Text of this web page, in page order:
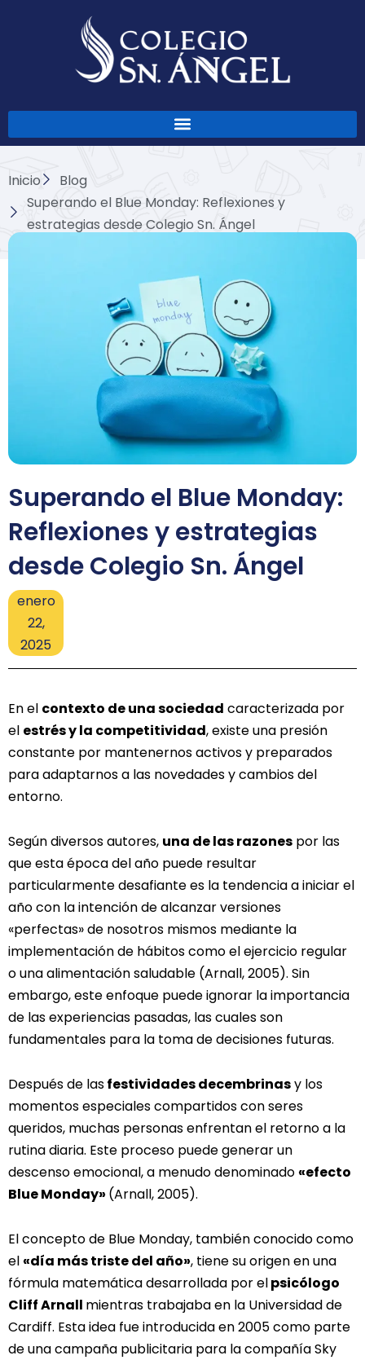
Inicio
Blog
Superando el Blue Monday: Reflexiones y
estrategias desde Colegio Sn. Ángel
Superando el Blue Monday:
Reflexiones y estrategias
desde Colegio Sn. Ángel
enero
22,
2025
En el contexto de una sociedad caracterizada por
el estrés y la competitividad, existe una presión
constante por mantenernos activos y preparados
para adaptarnos a las novedades y cambios del
entorno.
Según diversos autores, una de las razones por las
que esta época del año puede resultar
particularmente desafiante es la tendencia a iniciar el
año con la intención de alcanzar versiones
«perfectas» de nosotros mismos mediante la
implementación de hábitos como el ejercicio regular
o una alimentación saludable (Arnall, 2005). Sin
embargo, este enfoque puede ignorar la importancia
de las experiencias pasadas, las cuales son
fundamentales para la toma de decisiones futuras.
Después de lasfestividades decembrinasy los
momentos especiales compartidos con seres
queridos, muchas personas enfrentan el retorno a la
rutina diaria. Este proceso puede generar un
descenso emocional, a menudo denominado «efecto
Blue Monday» (Arnall, 2005).
El concepto de Blue Monday, también conocido como
el «día más triste del año», tiene su origen en una
fórmula matemática desarrollada por elpsicólogo
Cliff Arnall mientras trabajaba en la Universidad de
Cardiff. Esta idea fue introducida en 2005 como parte
de una campaña publicitaria para la compañía Sky